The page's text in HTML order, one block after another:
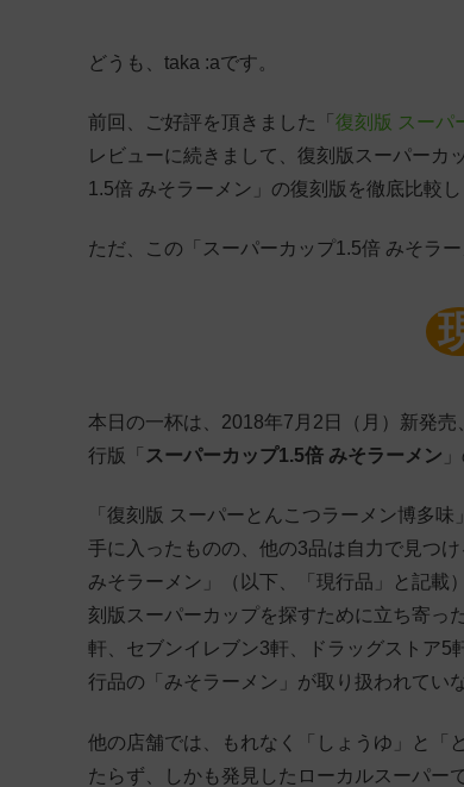
どうも、taka :aです。
前回、ご好評を頂きました「 復刻版 スーパ
レビューに続きまして、復刻版スーパーカ
1.5倍 みそラーメン」の復刻版を徹底比較し
ただ、この「スーパーカップ1.5倍 みそラ
本日の一杯は、2018年7月2日（月）新発売
行版「 スーパーカップ1.5倍 みそラーメン
「復刻版 スーパーとんこつラーメン博多
手に入ったものの、他の3品は自力で見つ
みそラーメン」（以下、「現行品」と記載
刻版スーパーカップを探すために立ち寄
軒、セブンイレブン3軒、ドラッグストア
行品の「みそラーメン」が取り扱われてい
他の店舗では、もれなく「しょうゆ」と「
たらず、しかも発見したローカルスーパ